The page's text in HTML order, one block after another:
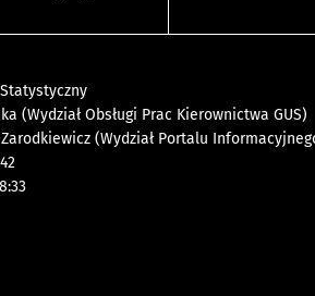
(Wydział Obsługi Prac Kierownictwa GUS)
(Wydział Portalu